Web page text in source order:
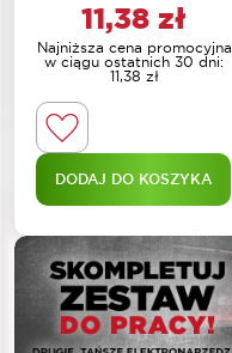
11,38 zł
Najniższa cena promocyjna
w ciągu ostatnich 30 dni:
11,38 zł
DODAJ DO KOSZYKA